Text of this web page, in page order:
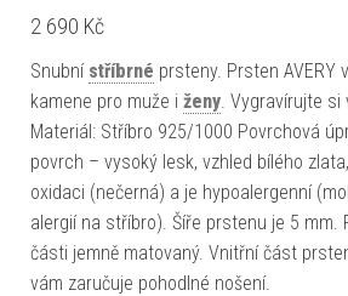
2 690 Kč
Snubní stříbrné prsteny. Prsten AVERY
kamene pro muže i ženy . Vygravírujte
Materiál: Stříbro 925/1000 Povrchová
povrch – vysoký lesk, vzhled bílého zlata,
oxidaci (nečerná) a je hypoalergenní
alergií na stříbro). Šíře prstenu je 5 mm.
části jemně matovaný. Vnitřní část
vám zaručuje pohodlné nošení.